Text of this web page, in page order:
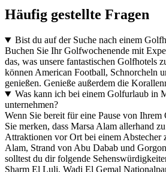
Häufig gestellte Fragen
Bist du auf der Suche nach einem
Buchen Sie Ihr Golfwochenende mit
das, was unsere fantastischen Golfhotels
können American Football, Schnorcheln
genießen. Genieße außerdem die
Was kann ich bei einem Golfurlaub in
unternehmen?
Wenn Sie bereit für eine Pause von
Sie merken, dass Marsa Alam allerhand
Attraktionen vor Ort bei einem Abstecher
Alam, Strand von Abu Dabab und
solltest du dir folgende
Sharm El Luli, Wadi El Gemal